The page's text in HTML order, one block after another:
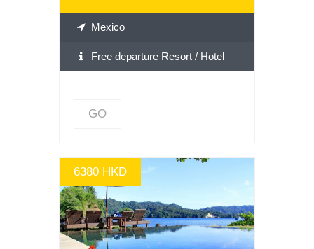
Mexico
Free departure Resort / Hotel
GO
6380 HKD
GO